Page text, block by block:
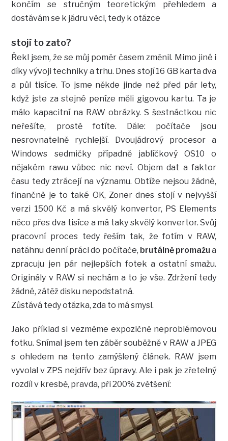
končím se stručným teoretickým přehledem a
dostávám se k jádru věci, tedy k otázce
stojí to zato?
Řekl jsem, že se můj poměr časem změnil. Mimo jiné i
díky vývoji techniky a trhu. Dnes stojí 16 GB karta dva
a půl tisíce. To jsme někde jinde než před pár lety,
když jste za stejné peníze měli gigovou kartu. Ta je
málo kapacitní na RAW obrázky. S šestnáctkou nic
neřešíte, prostě fotíte. Dále: počítače jsou
nesrovnatelně rychlejší. Dvoujádrový procesor a
Windows sedmičky případně jablíčkový OS10 o
nějakém rawu vůbec nic neví. Objem dat a faktor
času tedy ztrácejí na významu. Obtíže nejsou žádné,
finančně je to také OK, Zoner dnes stojí v nejvyšší
verzi 1500 Kč a má skvělý konvertor, PS Elements
něco přes dva tisíce a má taky skvělý konvertor. Svůj
pracovní proces tedy řeším tak, že fotím v RAW,
natáhnu denní práci do počítače, brutálně promažua
zpracuju jen pár nejlepších fotek a ostatní smažu.
Originály v RAW si nechám a to je vše. Zdržení tedy
žádné, zátěž disku nepodstatná.
Zůstává tedy otázka, zda to má smysl.
Jako příklad si vezměme expozičně neproblémovou
fotku. Snímal jsem ten záběr souběžně v RAW a JPEG
s ohledem na tento zamýšlený článek. RAW jsem
vyvolal v ZPS nejdřív bez úpravy. Ale i pak je zřetelný
rozdíl v kresbě, pravda, při 200% zvětšení: